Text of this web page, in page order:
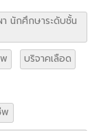
นักศึกษาระดับชั้น
บริจาคเลือด
พ